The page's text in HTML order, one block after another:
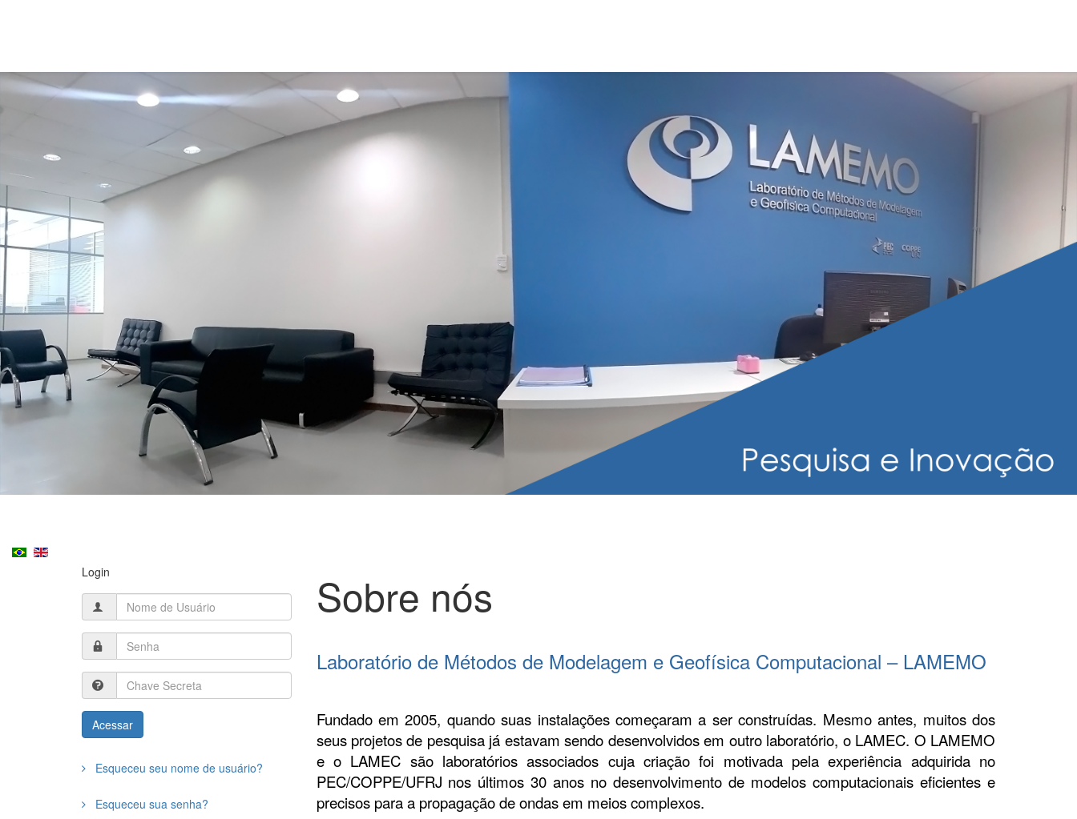
Login
Acessar
Esqueceu seu nome de usuário?
Esqueceu sua senha?
Sobre nós
Laboratório de Métodos de Modelagem e Geofísica Computacional – LAMEMO
Fundado em 2005, quando suas instalações começaram a ser construídas. Mesmo antes, muitos dos
seus projetos de pesquisa já estavam sendo desenvolvidos em outro laboratório, o LAMEC. O LAMEMO
e o LAMEC são laboratórios associados cuja criação foi motivada pela experiência adquirida no
PEC/COPPE/UFRJ nos últimos 30 anos no desenvolvimento de modelos computacionais eficientes e
precisos para a propagação de ondas em meios complexos.